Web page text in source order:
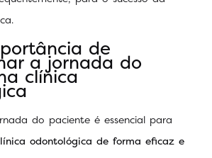
de
a jornada do
clínica
do paciente é essencial para
odontológica de forma eficaz e